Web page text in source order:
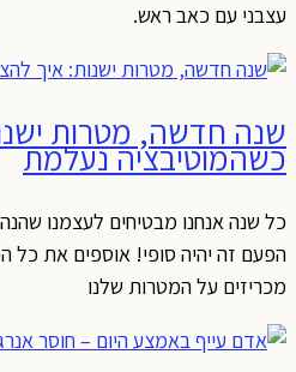
עצבני עם כאב ראש.
שנה חדשה, מטרות
כשהמוטיבציה נעלמת
כל שנה אנחנו מבטיחים לעצמנו
הפעם זה יהיה סופי! אוספים את כל
מכריזים על המטרות שלנו